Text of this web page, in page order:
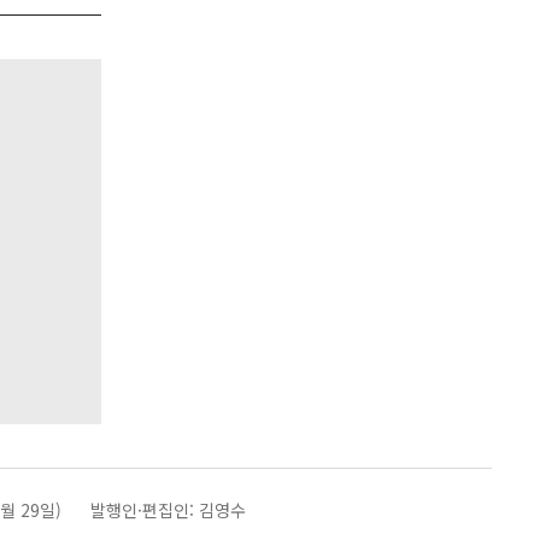
29일)
발행인·편집인: 김영수